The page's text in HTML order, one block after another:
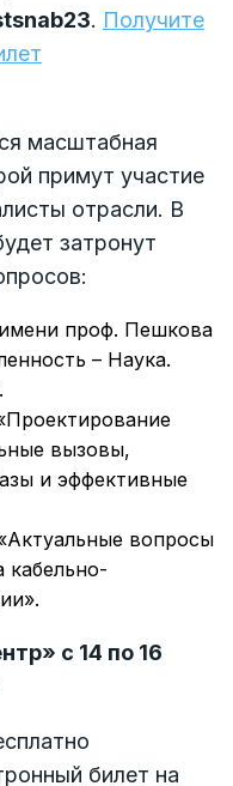
. Получите
масштабная
примут участие
отрасли. В
затронут
проф. Пешкова
– Наука.
вызовы,
и эффективные
вопросы
кабельно-
с 14 по 16
билет на